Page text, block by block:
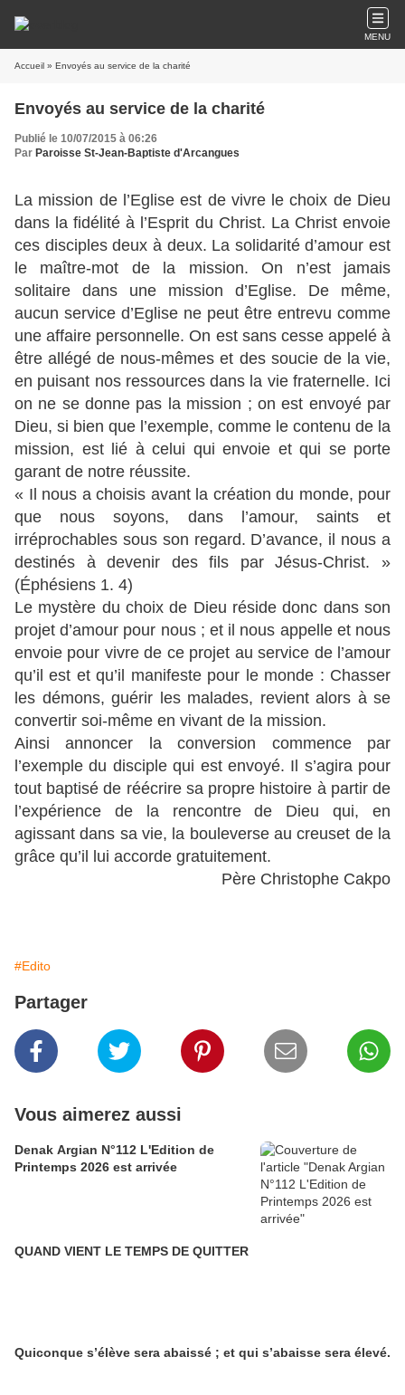
MENU
Accueil » Envoyés au service de la charité
Envoyés au service de la charité
Publié le 10/07/2015 à 06:26
Par Paroisse St-Jean-Baptiste d'Arcangues
La mission de l’Eglise est de vivre le choix de Dieu
dans la fidélité à l’Esprit du Christ. La Christ envoie
ces disciples deux à deux. La solidarité d’amour est
le maître-mot de la mission. On n’est jamais
solitaire dans une mission d’Eglise. De même,
aucun service d’Eglise ne peut être entrevu comme
une affaire personnelle. On est sans cesse appelé à
être allégé de nous-mêmes et des soucie de la vie,
en puisant nos ressources dans la vie fraternelle. Ici
on ne se donne pas la mission ; on est envoyé par
Dieu, si bien que l’exemple, comme le contenu de la
mission, est lié à celui qui envoie et qui se porte
garant de notre réussite.
« Il nous a choisis avant la création du monde, pour
que nous soyons, dans l’amour, saints et
irréprochables sous son regard. D’avance, il nous a
destinés à devenir des fils par Jésus-Christ. »
(Éphésiens 1. 4)
Le mystère du choix de Dieu réside donc dans son
projet d’amour pour nous ; et il nous appelle et nous
envoie pour vivre de ce projet au service de l’amour
qu’il est et qu’il manifeste pour le monde : Chasser
les démons, guérir les malades, revient alors à se
convertir soi-même en vivant de la mission.
Ainsi annoncer la conversion commence par
l’exemple du disciple qui est envoyé. Il s’agira pour
tout baptisé de réécrire sa propre histoire à partir de
l’expérience de la rencontre de Dieu qui, en
agissant dans sa vie, la bouleverse au creuset de la
grâce qu’il lui accorde gratuitement.
Père Christophe Cakpo
#Edito
Partager
Vous aimerez aussi
Denak Argian N°112 L'Edition de
Printemps 2026 est arrivée
QUAND VIENT LE TEMPS DE QUITTER
Quiconque s’élève sera abaissé ; et qui s’abaisse sera élevé.